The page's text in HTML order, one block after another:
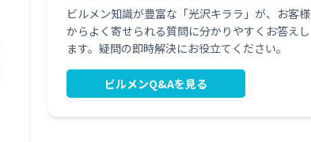
ビルメン知識が豊富な「光沢キララ」が、お客様
からよく寄せられる質問に分かりやすくお答えし
ます。疑問の即時解決にお役立てください。
ビルメンQ&Aを見る